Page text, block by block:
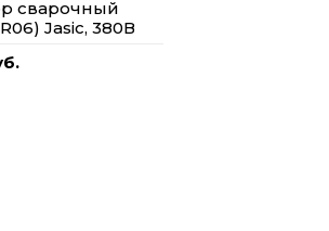
сварочный
Jasic, 380В